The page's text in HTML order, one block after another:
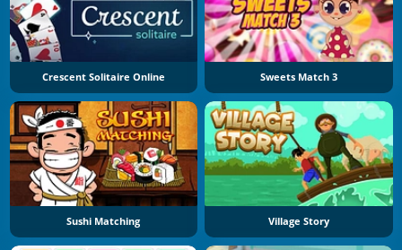
Crescent Solitaire Online Sweets Match 3
Sushi Matching Village Story